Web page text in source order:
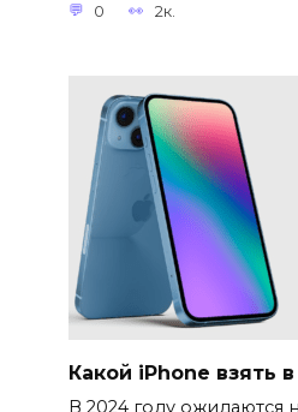
0 2к.
Какой iPhone взять
В 2024 году ожидаются